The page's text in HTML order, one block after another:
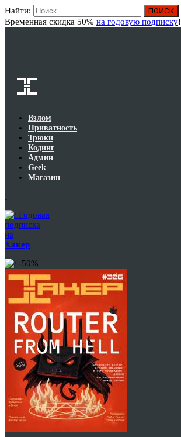
Найти:
Временная скидка 50% на годовую подписку!
Взлом
Приватность
Трюки
Кодинг
Админ
Geek
Магазин
Годовая
подписка
на
Хакер
-50%